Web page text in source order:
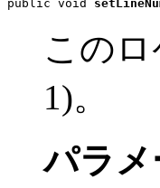
public void
この
1)。
パラメ